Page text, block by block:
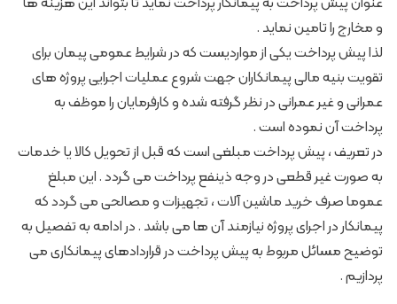
و مخارج را تامین نماید .
لذا پیش پرداخت یکی از مواردیست که در شرایط عمومی پیمان برای
تقویت بنیه مالی پیمانکاران جهت شروع عملیات اجرایی پروژه های
عمرانی و غیر عمرانی در نظر گرفته شده و کارفرمایان را موظف به
پرداخت آن نموده است .
در تعریف ، پیش پرداخت مبلغی است که قبل از تحویل کالا یا خدمات
به صورت غیر قطعی در وجه ذینفع پرداخت می گردد . این مبلغ
عموما صرف خرید ماشین آلات ، تجهیزات و مصالحی می گردد که
پیمانکار در اجرای پروژه نیازمند آن ها می باشد . در ادامه به تفصیل به
توضیح مسائل مربوط به پیش پرداخت در قراردادهای پیمانکاری می
پردازیم .